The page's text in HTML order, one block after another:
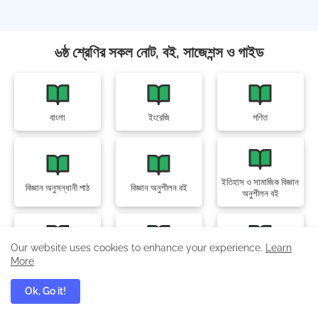
৬ষ্ঠ শ্রেণির সকল নোট, বই, সাজেশন্স ও গাইড
বাংলা ইংরেজি গণিত
বিজ্ঞান অনুসন্ধানী পাঠ বিজ্ঞান অনুশীলন বই
ইতিহাস ও সামাজিক বিজ্ঞান
অনুশীলন বই
ডিজিটাল প্রযুক্তি
Our website uses cookies to enhance your experience.
Learn
More
Ok, Go it!